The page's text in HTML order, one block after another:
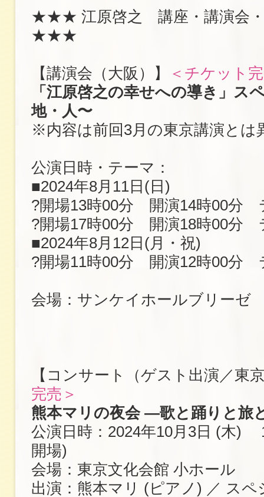
★★★ 江原啓之 講座・講演会・
★★★
【講演会（大阪）】
＜チケット
「江原啓之の幸せへの導き」ス
地・人〜
※内容は前回3月の東京講演とは
公演日時・テーマ：
■2024年8月11日(日)
?開場13時00分 開演14時00分
?開場17時00分 開演18時00分
■2024年8月12日(月・祝)
?開場11時00分 開演12時00分
会場：サンケイホールブリーゼ
【コンサート（ゲスト出演／東
完売＞
熊本マリの夜会 ―歌と踊りと旅
公演日時：2024年10月3日 (木)
開場)
会場：東京文化会館 小ホール
出演：熊本マリ (ピアノ) ／ スペ